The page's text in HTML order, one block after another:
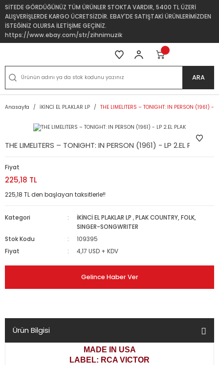
SİTEDE GÖRDÜĞÜNÜZ TÜM ÜRÜNLER STOKTA VARDIR, 5400 TL ÜZERİ
ALIŞVERİŞLERDE KARGO ÜCRETSİZDİR. EBAY'DE SATIŞTAKİ ÜRÜNLERİMİZDEN
İSTEĞİNİZ OLURSA İLETİŞİME GEÇİNİZ.
https://www.ebay.com/str/zihnimuzik
ARA
Anasayfa İKİNCİ EL PLAKLAR LP THE LIMELITERS – TONIGHT: IN PERSON (1961) -
THE LIMELITERS – TONIGHT: IN PERSON (1961) - LP 2.EL PLAK
Fiyat
225,18 TL
225,18 TL den başlayan taksitlerle!!
Kategori İKİNCİ EL PLAKLAR LP ,PLAK COUNTRY, FOLK,
SINGER-SONGWRITER
Stok Kodu
109395
Fiyat
4,17 USD + KDV
Gelince Haber Ver
Ürün Bilgisi
MADE IN USA
LABEL: RCA VICTOR